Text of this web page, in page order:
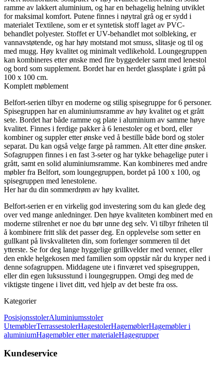
ramme av lakkert aluminium, og har en behagelig helning utviklet
for maksimal komfort. Putene finnes i nøytral grå og er sydd i
materialet Textilene, som er et syntetisk stoff laget av PVC-
behandlet polyester. Stoffet er UV-behandlet mot solbleking, er
vannavstøtende, og har høy motstand mot smuss, slitasje og til og
med mugg. Høy kvalitet og minimalt vedlikehold. Loungegruppen
kan kombineres etter ønske med fire byggedeler samt med lenestol
og bord som supplement. Bordet har en herdet glassplate i grått på
100 x 100 cm.
Komplett møblement
Belfort-serien tilbyr en moderne og stilig spisegruppe for 6 personer.
Spisegruppen har en aluminiumsramme av høy kvalitet og et grått
sete. Bordet har både ramme og plate i aluminium av samme høye
kvalitet. Finnes i ferdige pakker à 6 lenestoler og et bord, eller
kombiner og suppler etter ønske ved å bestille både bord og stoler
separat. Du kan også velge farge på rammen. Alt etter dine ønsker.
Sofagruppen finnes i en fast 3-seter og har tykke behagelige puter i
grått, samt en solid aluminiumsramme. Kan kombineres med andre
møbler fra Belfort, som loungegruppen, bordet på 100 x 100, og
spisegruppen med lenestolene.
Her har du din sommerdrøm av høy kvalitet.
Belfort-serien er en virkelig god investering som du kan glede deg
over ved mange anledninger. Den høye kvaliteten kombinert med en
moderne stilrenhet er noe du bør unne deg selv. Vi tilbyr friheten til
å kombinere fritt slik det passer deg. En opplevelse som setter en
gullkant på livskvaliteten din, som forlenger sommeren til det
ytterste. Se for deg lange hyggelige grillkvelder med venner, eller
den enkle helgekosen med familien som oppstår når du kryper ned i
denne sofagruppen. Middagene ute i finværet ved spisegruppen,
eller din egen luksusstund i loungegruppen. Omgi deg med de
viktigste tingene i livet ditt, ved hjelp av det beste fra oss.
Kategorier
PosisjonsstolerAluminiumsstoler
UtemøblerTerrassestolerHagestolerHagemøblerHagemøbler i
aluminiumHagemøbler etter materialeHagegrupper
Kundeservice